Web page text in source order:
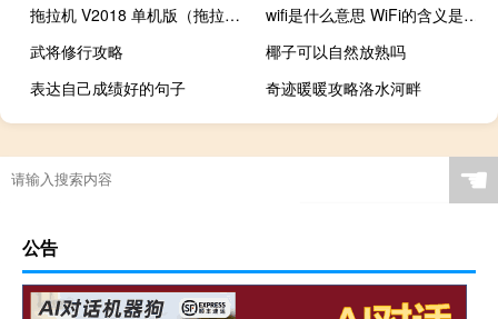
拖拉机 V2018 单机版（拖拉机 V2018 单机版功能简介）
wifi是什么意思 WiFi的含义是什么？
武将修行攻略
椰子可以自然放熟吗
表达自己成绩好的句子
奇迹暖暖攻略洛水河畔
☚
公告